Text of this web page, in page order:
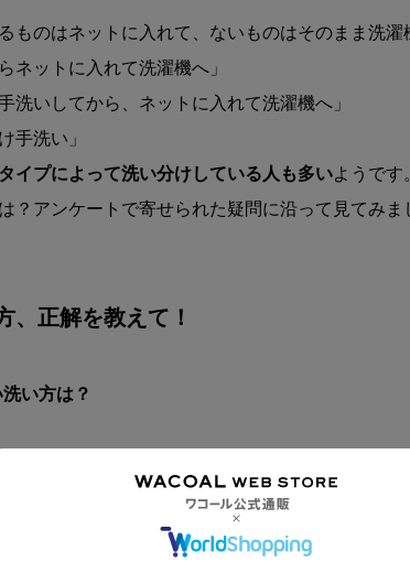
ものはネットに入れて、ないものはそのまま洗濯
ネットに入れて洗濯機へ」
洗いしてから、ネットに入れて洗濯機へ」
手洗い」
イプによって洗い分けしている人も多い ようです。
？アンケートで寄せられた疑問に沿って見てみま
、正解を教えて！
い方は？
に気をつけたいのは、特にデリケートなレース部
着用洗剤などの中性洗剤を使って、手洗いかネッ